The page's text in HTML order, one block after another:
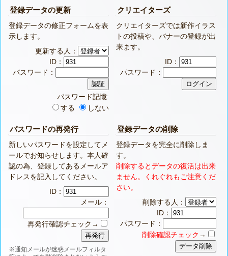
登録データの更新
登録データの修正フォームを表
示します。
更新する人：
ID：
パスワード：
パスワード記憶:
する
しない
クリエイターズ
クリエイターズでは新作イラス
トの投稿や、バナーの登録が出
来ます。
ID：
パスワード：
パスワードの再発行
新しいパスワードを設定してメ
ールでお知らせします。本人確
認の為、登録してあるメールア
ドレスを記入してください。
ID：
メール：
再発行確認チェック→
※通知メールが迷惑メールフィルタ
登録データの削除
登録データを完全に削除しま
す。
削除するとデータの復活は出来
ません。くれぐれもご注意くだ
さい。
削除する人：
ID：
パスワード：
削除確認チェック →